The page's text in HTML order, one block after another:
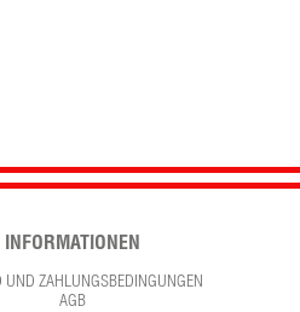
INFORMATIONEN
UND ZAHLUNGSBEDINGUNGEN
AGB